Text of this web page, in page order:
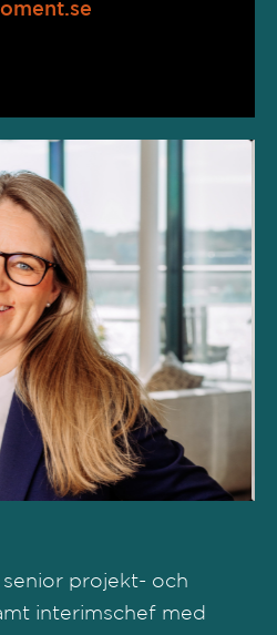
projekt- och
interimschef med